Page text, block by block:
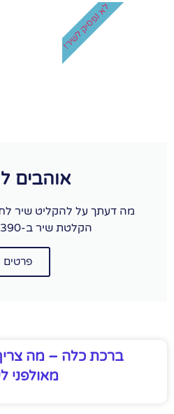
אוהבים
מה דעתך על להקליט שיר
הקלטת שיר ב-390 ש"ח בלבד!
פרטים
לא נפסיק לשיר!
ברכת כלה – מה
מאולפני